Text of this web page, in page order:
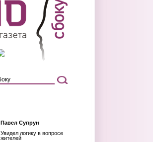
Павел Супрун
Увидел логику в вопросе
жителей